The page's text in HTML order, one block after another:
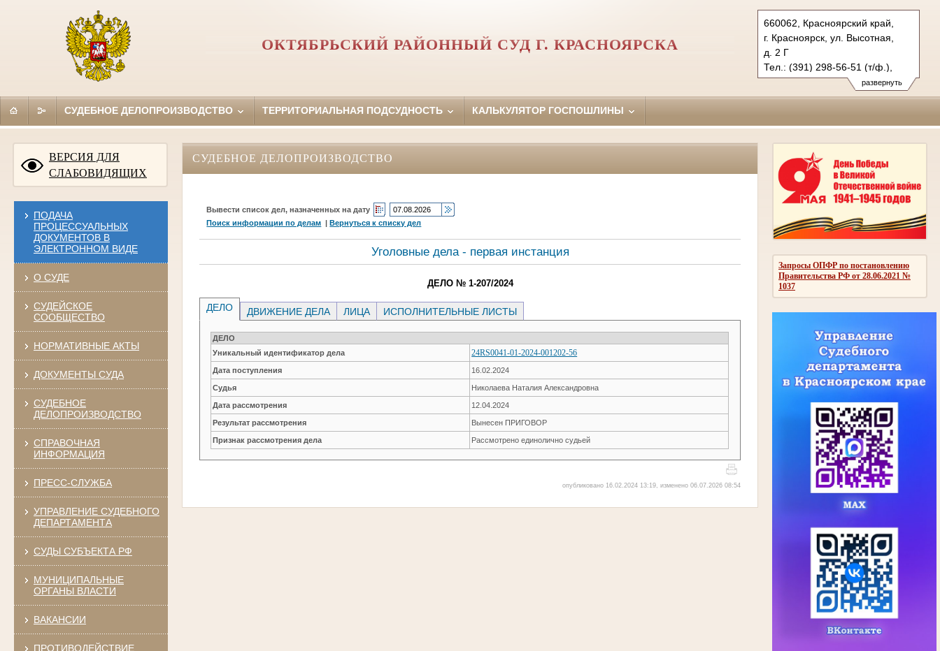
развернуть
660062, Красноярский край,
г. Красноярск, ул. Высотная,
д. 2 Г
Тел.: (391) 298-56-51 (т/ф.),
(391) 246-25-03
oktyabr.krk@sudrf.ru
ОКТЯБРЬСКИЙ РАЙОННЫЙ СУД Г. КРАСНОЯРСКА
СУДЕБНОЕ ДЕЛОПРОИЗВОДСТВО ТЕРРИТОРИАЛЬНАЯ ПОДСУДНОСТЬ КАЛЬКУЛЯТОР ГОСПОШЛИНЫ
ВЕРСИЯ ДЛЯ
СЛАБОВИДЯЩИХ
ПОДАЧА
ПРОЦЕССУАЛЬНЫХ
ДОКУМЕНТОВ В
ЭЛЕКТРОННОМ ВИДЕ
О СУДЕ
СУДЕЙСКОЕ
СООБЩЕСТВО
НОРМАТИВНЫЕ АКТЫ
ДОКУМЕНТЫ СУДА
СУДЕБНОЕ
ДЕЛОПРОИЗВОДСТВО
СПРАВОЧНАЯ
ИНФОРМАЦИЯ
ПРЕСС-СЛУЖБА
УПРАВЛЕНИЕ СУДЕБНОГО
ДЕПАРТАМЕНТА
СУДЫ СУБЪЕКТА РФ
МУНИЦИПАЛЬНЫЕ
ОРГАНЫ ВЛАСТИ
ВАКАНСИИ
ПРОТИВОДЕЙСТВИЕ
Запросы ОПФР по постановлению
Правительства РФ от 28.06.2021 №
1037
СУДЕБНОЕ ДЕЛОПРОИЗВОДСТВО
Вывести список дел, назначенных на дату
Поиск информации по делам |Вернуться к списку дел
Уголовные дела - первая инстанция
ДЕЛО № 1-207/2024
ДЕЛО ДВИЖЕНИЕ ДЕЛА ЛИЦА ИСПОЛНИТЕЛЬНЫЕ ЛИСТЫ
ДЕЛО
Уникальный идентификатор дела
24RS0041-01-2024-001202-56
Дата поступления 16.02.2024
Судья Николаева Наталия Александровна
Дата рассмотрения 12.04.2024
Результат рассмотрения Вынесен ПРИГОВОР
Признак рассмотрения дела Рассмотрено единолично судьей
опубликовано 16.02.2024 13:19, изменено 06.07.2026 08:54